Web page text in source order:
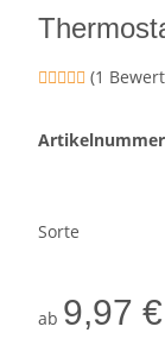
(1
Sorte
ab 9,97 €